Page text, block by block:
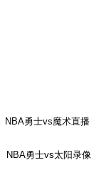
NBA勇士vs魔术直播
NBA勇士vs太阳录像